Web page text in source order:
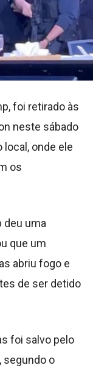
foi retirado às
neste sábado
onde ele
os
deu uma
que um
abriu fogo e
de ser detido
foi salvo pelo
segundo o